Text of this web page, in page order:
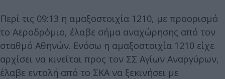
Περί τις 09:13 η αμαξοστοιχία 1210, με προορισμό
το Αεροδρόμιο, έλαβε σήμα αναχώρησης από τον
σταθμό Αθηνών. Ενόσω η αμαξοστοιχία 1210 είχε
αρχίσει να κινείται προς τον ΣΣ Αγίων Αναργύρων,
έλαβε εντολή από το ΣΚΑ να ξεκινήσει με